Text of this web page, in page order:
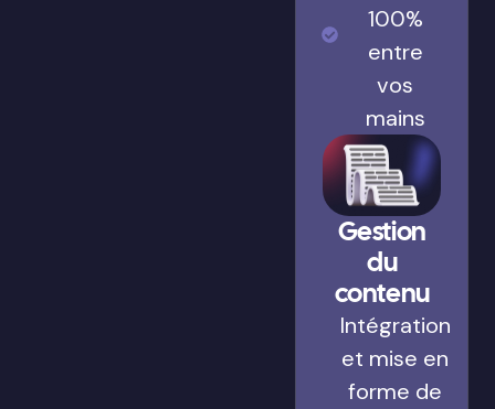
100%
entre
vos
mains
Gestion
du
contenu
Intégration
et mise en
forme de